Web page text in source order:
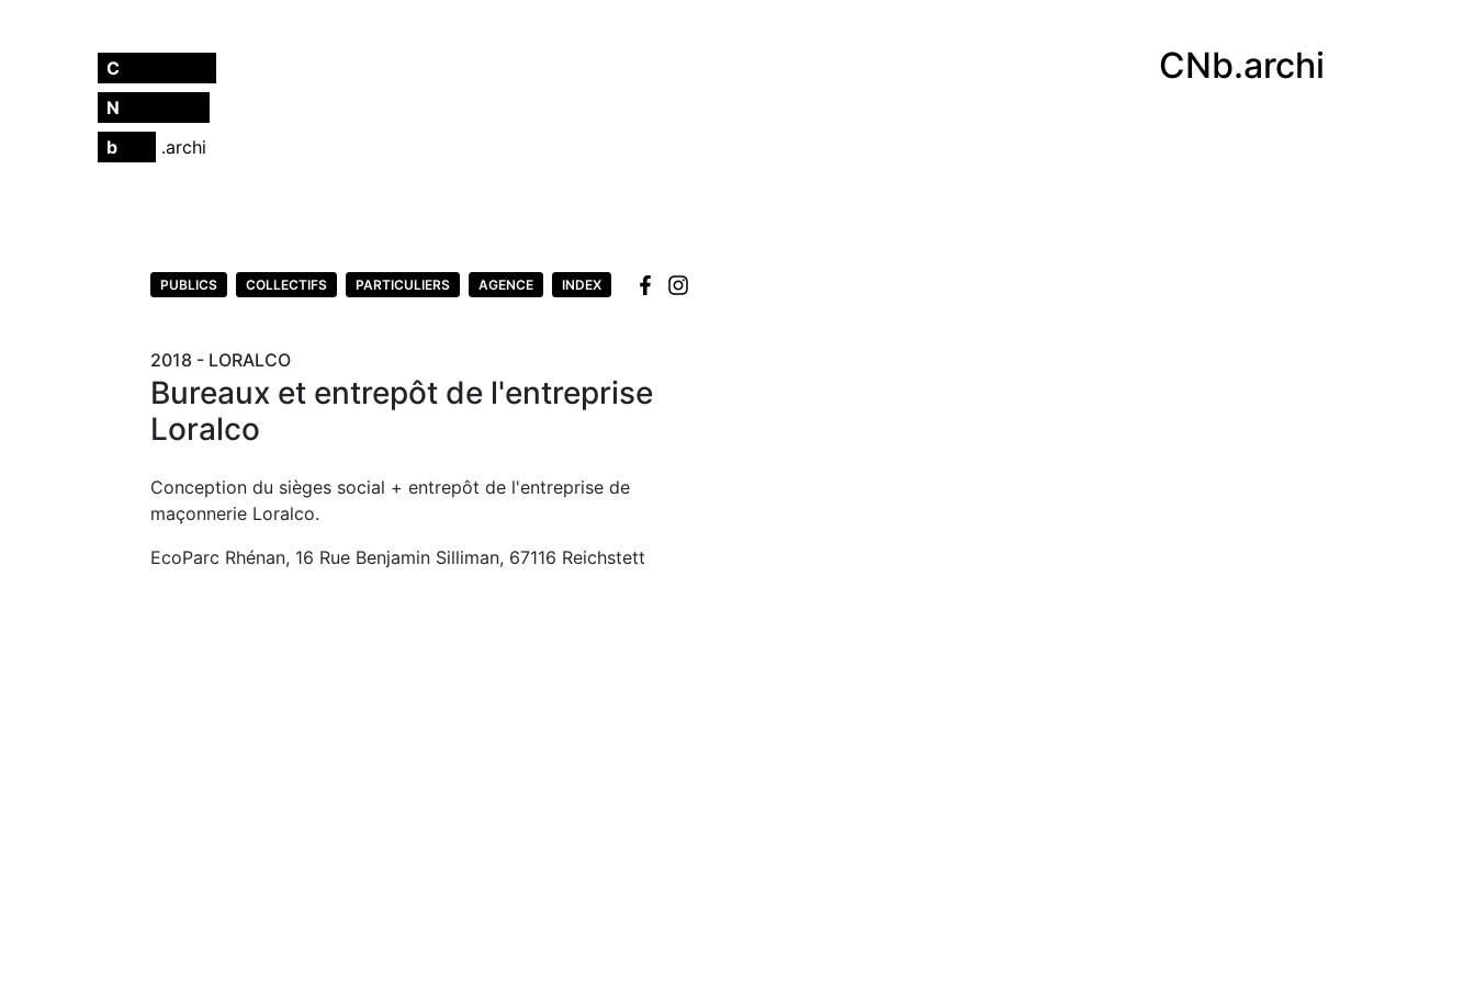
C
N
b
.archi
CNb.archi
PUBLICS COLLECTIFS PARTICULIERS AGENCE INDEX
2018 - LORALCO
Bureaux et entrepôt de l'entreprise
Loralco
Conception du sièges social + entrepôt de l'entreprise de
maçonnerie Loralco.
EcoParc Rhénan, 16 Rue Benjamin Silliman, 67116 Reichstett